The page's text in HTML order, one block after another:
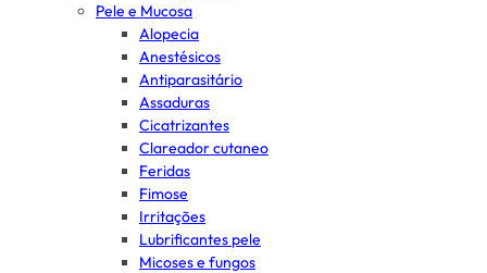
Pele e Mucosa
Alopecia
Anestésicos
Antiparasitário
Assaduras
Cicatrizantes
Clareador cutaneo
Feridas
Fimose
Irritações
Lubrificantes pele
Micoses e fungos